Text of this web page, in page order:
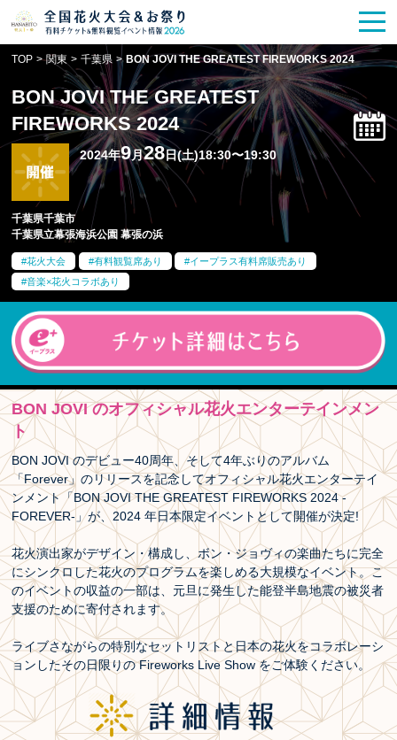
花火大会
HANABITOの道
有料観覧席 販売一覧
ポスター一覧
SPICE
今週末開催花火・祭一覧
TOP
TOP > 関東 > 千葉県 > BON JOVI THE GREATEST FIREWORKS 2024
BON JOVI THE GREATEST
FIREWORKS 2024
2024年9月28日(土)18:30〜19:30
千葉県千葉市
千葉県立幕張海浜公園 幕張の浜
花火大会 有料観覧席あり
イープラス有料席販売あり
音楽×花火コラボあり
BON JOVI のオフィシャル花火エンターテインメン
ト
BON JOVI のデビュー40周年、そして4年ぶりのアルバム
「Forever」のリリースを記念してオフィシャル花火エンターテイ
ンメント「BON JOVI THE GREATEST FIREWORKS 2024 -
FOREVER-」が、2024 年日本限定イベントとして開催が決定!
花火演出家がデザイン・構成し、ボン・ジョヴィの楽曲たちに完全
にシンクロした花火のプログラムを楽しめる大規模なイベント。こ
のイベントの収益の一部は、元旦に発生した能登半島地震の被災者
支援のために寄付されます。
ライブさながらの特別なセットリストと日本の花火をコラボレーシ
ョンしたその日限りの Fireworks Live Show をご体験ください。